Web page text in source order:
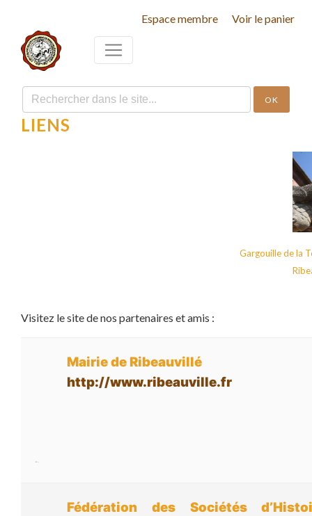
Espace membre Voir le panier
OK
LIENS
Gargouille de la
Visitez le site de nos partenaires et amis :
Mairie de Ribeauvillé
http://www.ribeauville.fr
Fédération des Sociétés